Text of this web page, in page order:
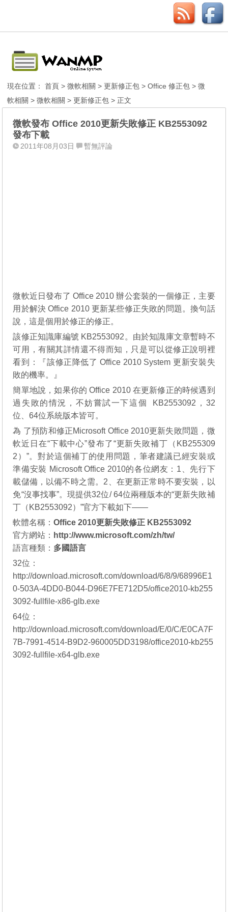
現在位置：首頁 >微軟相關 >更新修正包 >Office 修正包 >微
軟相關 >微軟相關 >更新修正包 > 正文
微軟發布 Office 2010更新失敗修正 KB2553092
發布下載
2011年08月03日 暫無評論
微軟近日發布了 Office 2010 辦公套裝的一個修正，主要
用於解決 Office 2010 更新某些修正失敗的問題。換句話
說，這是個用於修正的修正。
該修正知識庫編號 KB2553092。由於知識庫文章暫時不
可用，有關其詳情還不得而知，只是可以從修正說明裡
看到：『該修正降低了 Office 2010 System 更新安裝失
敗的機率。』
簡單地說，如果你的 Office 2010 在更新修正的時候遇到
過失敗的情況，不妨嘗試一下這個 KB2553092，32
位、64位系統版本皆可。
為 了預防和修正Microsoft Office 2010更新失敗問題，微
軟近日在“下載中心”發布了“更新失敗補丁（KB255309
2）”。對於這個補丁的使用問題，筆者建議已經安裝或
準備安裝 Microsoft Office 2010的各位網友：1、先行下
載儲備，以備不時之需。2、在更新正常時不要安裝，以
免“沒事找事”。現提供32位/ 64位兩種版本的“更新失敗補
丁（KB2553092）”官方下載如下——
軟體名稱：Office 2010更新失敗修正 KB2553092
官方網站： http://www.microsoft.com/zh/tw/
語言種類： 多國語言
32位：
http://download.microsoft.com/download/6/8/9/68996E1
0-503A-4DD0-B044-D96E7FE712D5/office2010-kb255
3092-fullfile-x86-glb.exe
64位：
http://download.microsoft.com/download/E/0/C/E0CA7F
7B-7991-4514-B9D2-960005DD3198/office2010-kb255
3092-fullfile-x64-glb.exe